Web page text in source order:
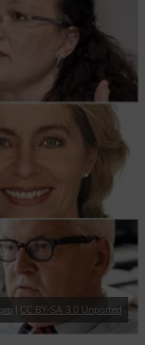
| CC BY-SA 3.0 Unported